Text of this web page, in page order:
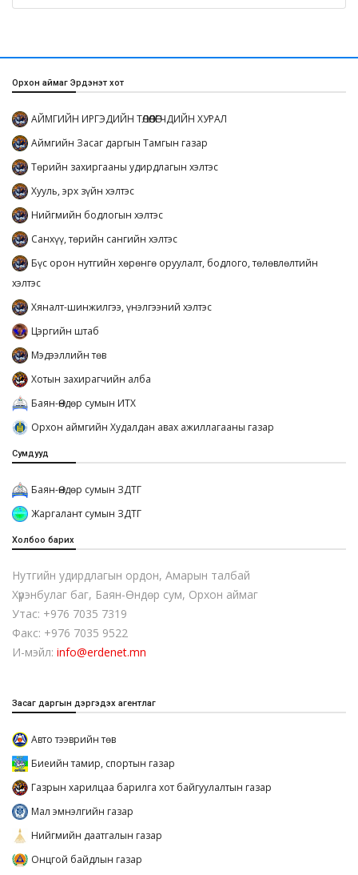
Орхон аймаг Эрдэнэт хот
АЙМГИЙН ИРГЭДИЙН ТӨЛӨӨЛӨГЧДИЙН ХУРАЛ
Аймгийн Засаг даргын Тамгын газар
Төрийн захиргааны удирдлагын хэлтэс
Хууль, эрх зүйн хэлтэс
Нийгмийн бодлогын хэлтэс
Санхүү, төрийн сангийн хэлтэс
Бүс орон нутгийн хөрөнгө оруулалт, бодлого, төлөвлөлтийн
хэлтэс
Хяналт-шинжилгээ, үнэлгээний хэлтэс
Цэргийн штаб
Мэдээллийн төв
Хотын захирагчийн алба
Баян-Өндөр сумын ИТХ
Орхон аймгийн Худалдан авах ажиллагааны газар
Сумдууд
Баян-Өндөр сумын ЗДТГ
Жаргалант сумын ЗДТГ
Холбоо барих
Нутгийн удирдлагын ордон, Амарын талбай
Хүрэнбулаг баг, Баян-Өндөр сум, Орхон аймаг
Утас: +976 7035 7319
Факс: +976 7035 9522
И-мэйл: info@erdenet.mn
Засаг даргын дэргэдэх агентлаг
Авто тээврийн төв
Биеийн тамир, спортын газар
Газрын харилцаа барилга хот байгуулалтын газар
Мал эмнэлгийн газар
Нийгмийн даатгалын газар
Онцгой байдлын газар